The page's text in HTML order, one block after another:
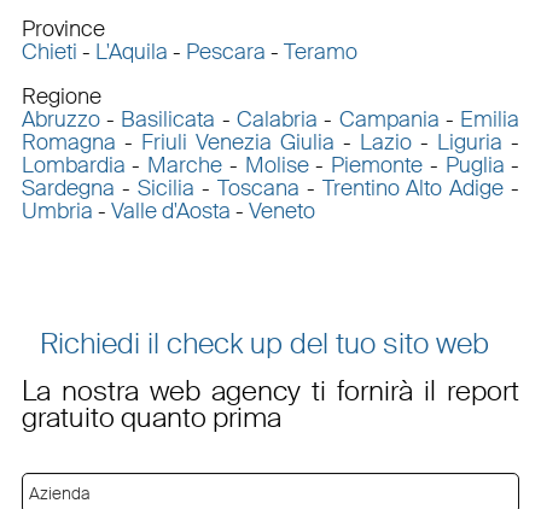
Province
Chieti - L'Aquila - Pescara - Teramo
Regione
Abruzzo- Basilicata - Calabria - Campania - Emilia
Romagna - Friuli Venezia Giulia - Lazio - Liguria -
Lombardia - Marche - Molise- Piemonte - Puglia -
Sardegna - Sicilia - Toscana - Trentino Alto Adige -
Umbria - Valle d'Aosta - Veneto
Richiedi il check up del tuo sito web
La nostra web agency ti fornirà il report
gratuito quanto prima